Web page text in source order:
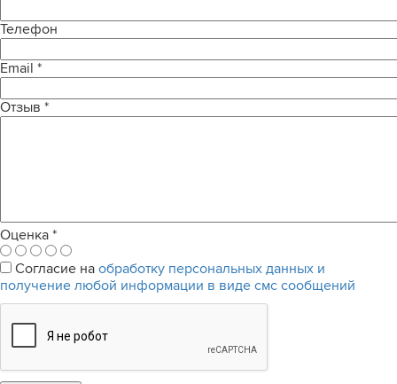
Телефон
Email *
Отзыв *
Оценка *
Согласие на обработку персональных данных и
получение любой информации в виде смс сообщений